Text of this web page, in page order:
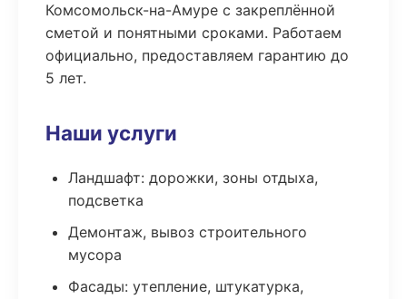
Комсомольск-на-Амуре с закреплённой
сметой и понятными сроками. Работаем
официально, предоставляем гарантию до
5 лет.
Наши услуги
Ландшафт: дорожки, зоны отдыха,
подсветка
Демонтаж, вывоз строительного
мусора
Фасады: утепление, штукатурка,